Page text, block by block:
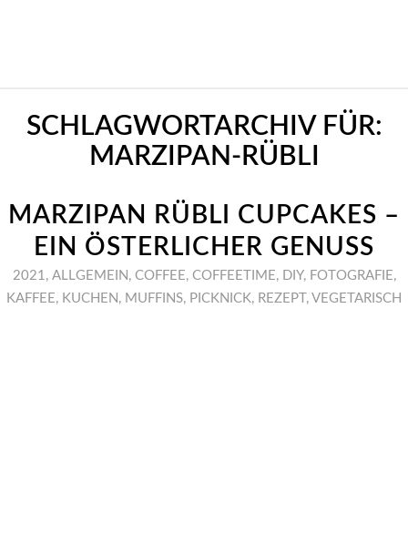
SCHLAGWORTARCHIV FÜR:
MARZIPAN-RÜBLI
MARZIPAN RÜBLI CUPCAKES –
EIN ÖSTERLICHER GENUSS
2021, ALLGEMEIN , COFFEE, COFFEETIME, DIY, FOTOGRAFIE,
KAFFEE, KUCHEN , MUFFINS, PICKNICK, REZEPT , VEGETARISCH